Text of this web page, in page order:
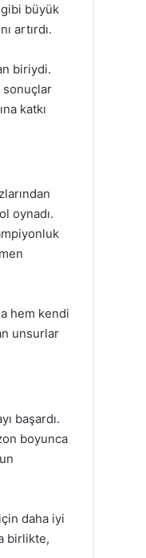
büyük
artırdı.
biriydi.
sonuçlar
katkı
oynadı.
hem kendi
unsurlar
başardı.
boyunca
daha iyi
birlikte,